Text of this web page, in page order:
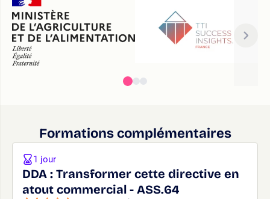
Formations complémentaires
DDA : Transformer cette directive en
atout commercial - ASS.64
1 jour